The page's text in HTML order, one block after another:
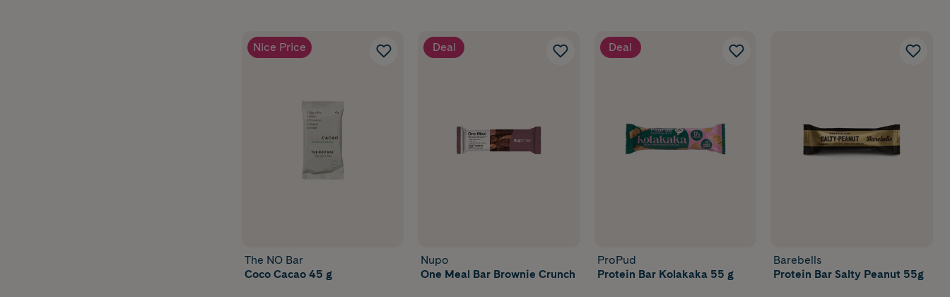
Nice Price
The NO Bar
Coco Cacao 45 g
Deal
Nupo
One Meal Bar Brownie Crunch
Deal
ProPud
Protein Bar Kolakaka 55 g
Barebells
Protein Bar Salty Peanut 55g